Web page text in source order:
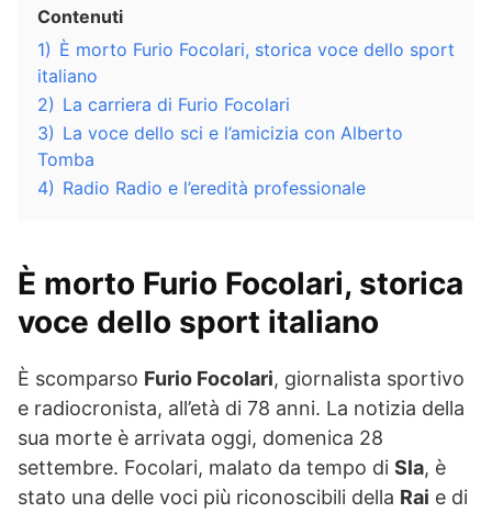
Contenuti
1) È morto Furio Focolari, storica voce dello sport
italiano
2) La carriera di Furio Focolari
3) La voce dello sci e l’amicizia con Alberto
Tomba
4) Radio Radio e l’eredità professionale
È morto Furio Focolari, storica
voce dello sport italiano
È scomparso Furio Focolari, giornalista sportivo
e radiocronista, all’età di 78 anni. La notizia della
sua morte è arrivata oggi, domenica 28
settembre. Focolari, malato da tempo di Sla, è
stato una delle voci più riconoscibili della Rai e di